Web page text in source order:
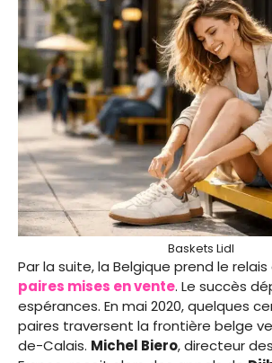
Baskets Lidl
Par la suite, la Belgique prend le
paires mises en vente. Le succès
espérances. En mai 2020, quelques
paires traversent la frontière belge
de-Calais. Michel Biero, directeur